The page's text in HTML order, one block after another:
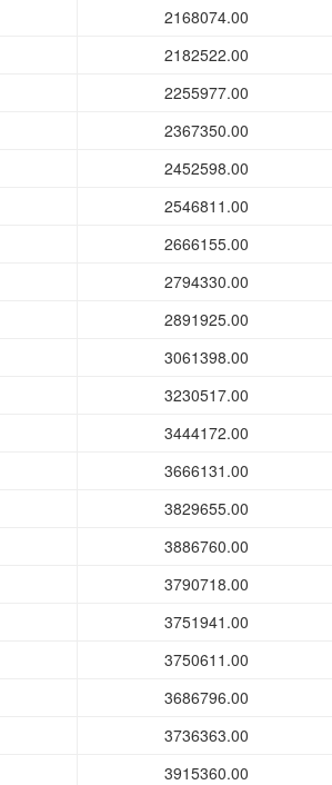
2168074.00
2182522.00
2255977.00
2367350.00
2452598.00
2546811.00
2666155.00
2794330.00
2891925.00
3061398.00
3230517.00
3444172.00
3666131.00
3829655.00
3886760.00
3790718.00
3751941.00
3750611.00
3686796.00
3736363.00
3915360.00